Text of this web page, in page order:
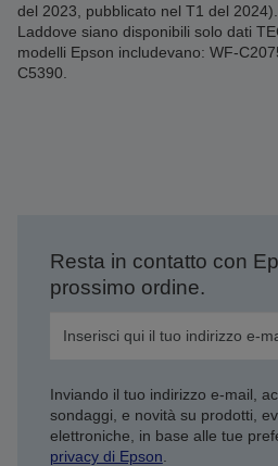
del 2023, pubblicato nel T1 del
Laddove siano disponibili solo dati
modelli Epson includevano: WF-
C5390.
Resta in contatto con
prossimo ordine.
Inviando il tuo indirizzo e-mail,
sondaggi, e novità su prodotti,
elettroniche, in base alle tue
privacy di Epson